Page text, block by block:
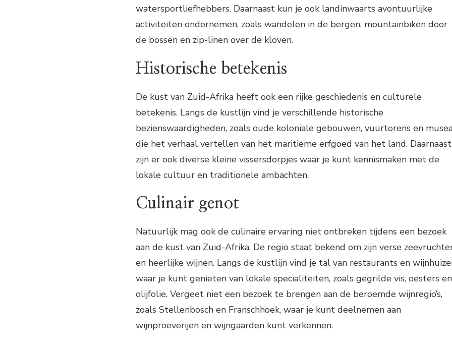
watersportliefhebbers. Daarnaast kun je ook landinwaarts avontuurlijke
activiteiten ondernemen, zoals wandelen in de bergen, mountainbiken door
de bossen en zip-linen over de kloven.
Historische betekenis
De kust van Zuid-Afrika heeft ook een rijke geschiedenis en culturele
betekenis. Langs de kustlijn vind je verschillende historische
bezienswaardigheden, zoals oude koloniale gebouwen, vuurtorens en
die het verhaal vertellen van het maritieme erfgoed van het land. Daarnaast
zijn er ook diverse kleine vissersdorpjes waar je kunt kennismaken met de
lokale cultuur en traditionele ambachten.
Culinair genot
Natuurlijk mag ook de culinaire ervaring niet ontbreken tijdens een bezoek
aan de kust van Zuid-Afrika. De regio staat bekend om zijn verse
en heerlijke wijnen. Langs de kustlijn vind je tal van restaurants en
waar je kunt genieten van lokale specialiteiten, zoals gegrilde vis, oesters en
olijfolie. Vergeet niet een bezoek te brengen aan de beroemde wijnregio’s,
zoals Stellenbosch en Franschhoek, waar je kunt deelnemen aan
wijnproeverijen en wijngaarden kunt verkennen.